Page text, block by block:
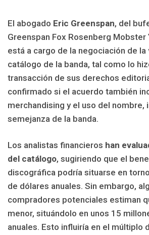
El abogado Eric Greenspan, del
Greenspan Fox Rosenberg Mobster
está a cargo de la negociación de la
catálogo de la banda, tal como lo
transacción de sus derechos
confirmado si el acuerdo también
merchandising y el uso del nombre,
semejanza de la banda.
Los analistas financieros han
del catálogo, sugiriendo que el
discográfica podría situarse en
de dólares anuales. Sin embargo,
compradores potenciales estiman
menor, situándolo en unos 15
anuales. Esto influiría en el múltiplo